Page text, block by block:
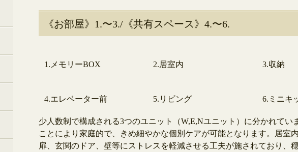
《お部屋》1.〜3./《共有スペース》4.〜6.
1.メモリーBOX 2.居室内 3.収納
4.エレベーター前 5.リビング 6.ミニキ
少人数制で構成される3つのユニット（W,E,Nユニット）に分かれてい
ことにより家庭的で、きめ細やかな個別ケアが可能となります。居室
扉、玄関のドア、壁等にストレスを軽減させる工夫が施されており、